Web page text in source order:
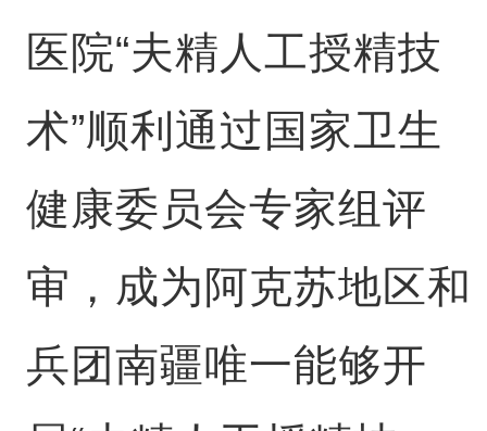
医院“夫精人工授精技
术”顺利通过国家卫生
健康委员会专家组评
审，成为阿克苏地区和
兵团南疆唯一能够开